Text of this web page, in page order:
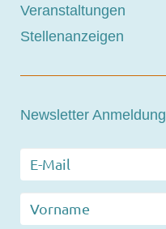
Veranstaltungen
Stellenanzeigen
Newsletter Anmeldung